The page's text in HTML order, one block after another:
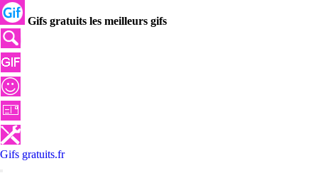
Gifs gratuits les meilleurs gifs
Gifs gratuits.fr